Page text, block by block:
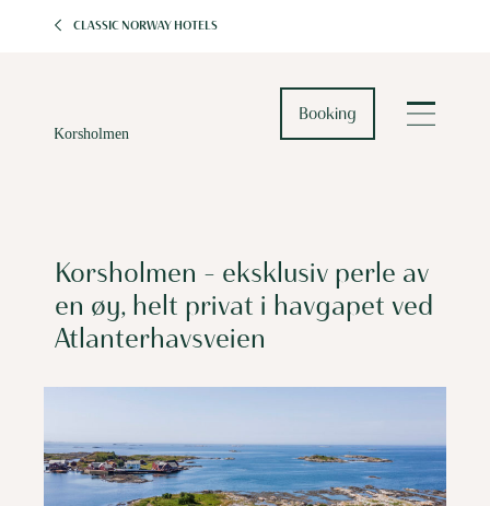
CLASSIC NORWAY HOTELS
Booking
Korsholmen – eksklusiv perle av
en øy, helt privat i havgapet ved
Atlanterhavsveien